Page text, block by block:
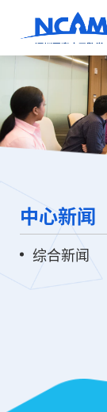
中心新闻
综合新闻